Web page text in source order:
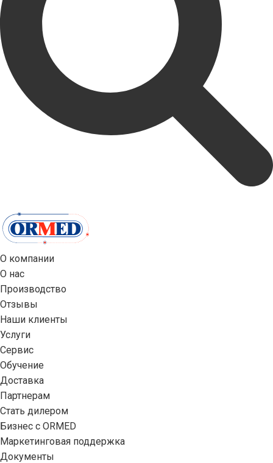
О компании
О нас
Производство
Отзывы
Наши клиенты
Услуги
Сервис
Обучение
Доставка
Партнерам
Стать дилером
Бизнес с ORMED
Маркетинговая поддержка
Документы